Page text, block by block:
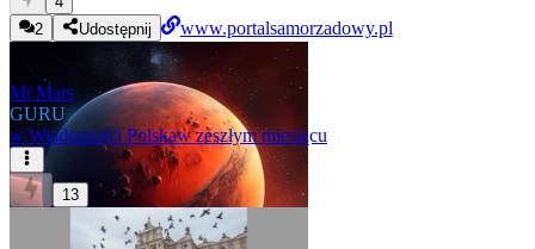
2
Udostępnij www.portalsamorzadowy.pl
Mr.Mars
GURU
w Wiadomości Polskaw zeszłym miesiącu
13